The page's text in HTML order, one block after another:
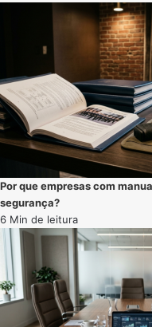
Por que empresas com
segurança?
6 Min de leitura